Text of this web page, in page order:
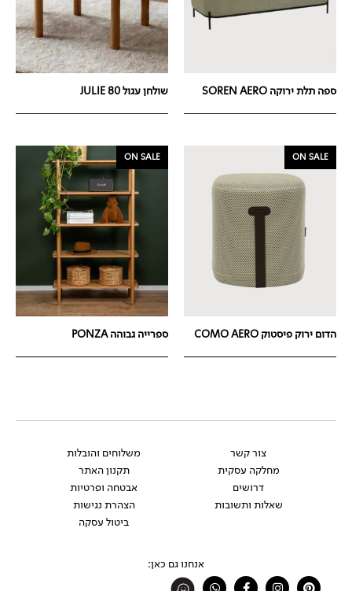
ספה תלת ירוקה SOREN AERO שולחן עגול JULIE 80
ON SALE
הדום ירוק פיסטוק COMO AERO
ON SALE
ספרייה גבוהה PONZA
צור קשר
מחלקה עסקית
דרושים
שאלות ותשובות
משלוחים והובלות
תקנון האתר
אבטחה ופרטיות
הצהרת נגישות
ביטול עסקה
אנחנו גם כאן:
Pinterest
Instagram
Facebook-
Whatsapp